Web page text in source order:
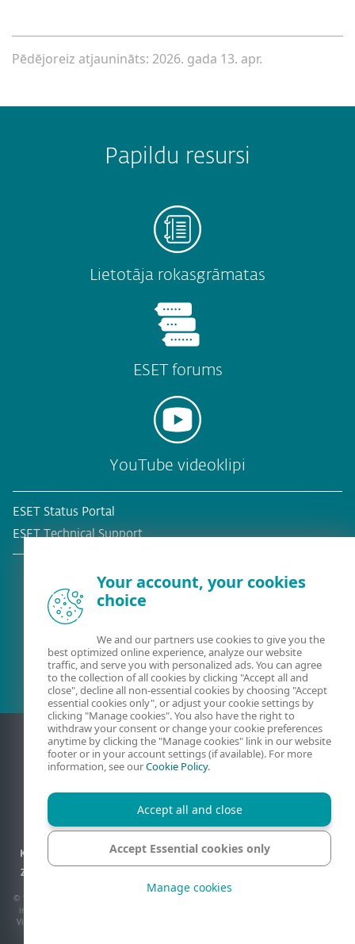
Pēdējoreiz atjaunināts: 2026. gada 13. apr.
Papildu resursi
Lietotāja rokasgrāmatas
ESET forums
YouTube videoklipi
ESET Status Portal
ESET Technical Support
Esošais klients?
Kontaktinformācija Konfidencialitāte
Juridiskā informācija
Ziņot par ievainojamībām
© 1992 - 2026 ESET, spol. s r.o. - Visas tiesības paturētas. Šeit izmantotās preču zīmes
ir ESET, spol. s r.o. vai ESET North America preču zīmes vai reģistrētas preču zīmes.
Visi pārējie nosaukumi un zīmoli ir to atbilstošo uzņēmumu reģistrētas preču zīmes.
Your account, your cookies
choice
We and our partners use cookies to give you the
best optimized online experience, analyze our website
traffic, and serve you with personalized ads. You can agree
to the collection of all cookies by clicking "Accept all and
close", decline all non-essential cookies by choosing "Accept
essential cookies only", or adjust your cookie settings by
clicking "Manage cookies". You also have the right to
withdraw your consent or change your cookie preferences
anytime by clicking the "Manage cookies" link in our website
footer or in your account settings (if available). For more
information, see ourCookie Policy.
Accept all and close
Accept Essential cookies only
Manage cookies